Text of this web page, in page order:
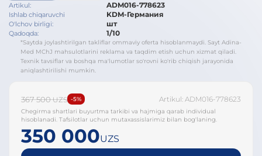
Artikul: ADM016-778623
Ishlab chiqaruvchi KDM-Германия
O'lchov birligi: шт
Qadoqda: 1/10
*Saytda joylashtirilgan takliflar ommaviy oferta hisoblanmaydi. Sayt Adina-
Med MChJ mahsulotlarini reklama va taqdim etish uchun xizmat qiladi.
Texnik tavsiflar va boshqa ma'lumotlar so'rovni ko'rib chiqish jarayonida
aniqlashtirilishi mumkin.
367 500UZS -5% Artikul: ADM016-778623
Chegirma shartlari buyurtma tarkibi va hajmiga qarab individual
hisoblanadi. Tafsilotlar uchun mutaxassislarimiz bilan bog'laning.
350 000UZS